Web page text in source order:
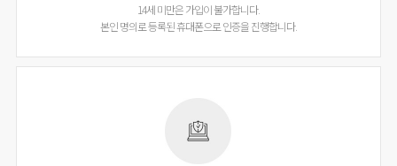
14세 미만은 가입이 불가합니다.
본인 명의로 등록된 휴대폰으로 인증을 진행합니다.